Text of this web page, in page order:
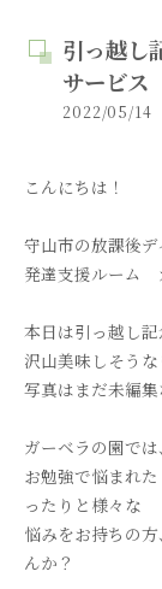
引っ越し
サービス
2022/05/14
こんにちは！
守山市の放課後デ
発達支援ルーム
本日は引っ越し記
沢山美味しそう
写真はまだ未編集
ガーベラの園で
お勉強で悩まれ
ったりと様々な
悩みをお持ちの
んか？